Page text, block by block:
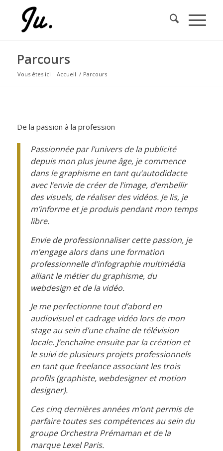
Parcours
Vous êtes ici : Accueil / Parcours
De la passion à la profession
Passionnée par l’univers de la publicité
depuis mon plus jeune âge, je commence
dans le graphisme en tant qu’autodidacte
avec l’envie de créer de l’image, d’embellir
des visuels, de réaliser des vidéos. Je lis, je
m’informe et je produis pendant mon temps
libre.
Envie de professionnaliser cette passion, je
m’engage alors dans une formation
professionnelle d’infographie multimédia
alliant le métier du graphisme, du
webdesign et de la vidéo.
Je me perfectionne tout d’abord en
audiovisuel et cadrage vidéo lors de mon
stage au sein d’une chaîne de télévision
locale. J’enchaîne ensuite par la création et
le suivi de plusieurs projets professionnels
en tant que freelance associant les trois
profils (graphiste, webdesigner et motion
designer).
Ces cinq dernières années m’ont permis de
parfaire toutes ses compétences au sein du
groupe Orchestra Prémaman et de la
marque Lexel Paris.